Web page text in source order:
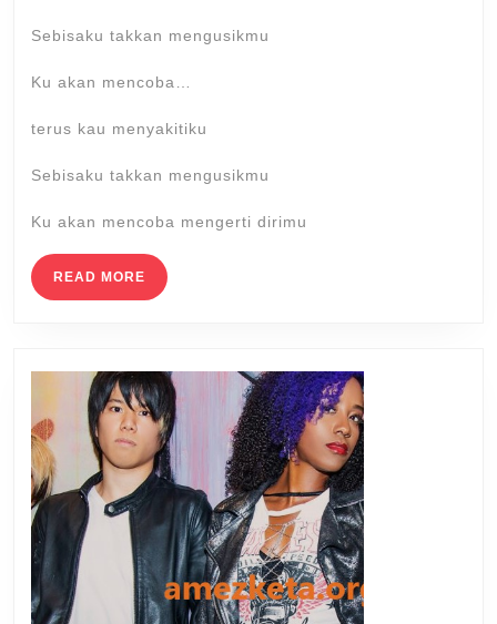
Sebisaku takkan mengusikmu
Ku akan mencoba…
terus kau menyakitiku
Sebisaku takkan mengusikmu
Ku akan mencoba mengerti dirimu
READ MORE READ
MORE